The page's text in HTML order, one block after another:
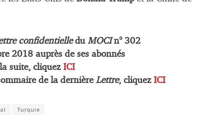
confidentielledu MOCIn° 302
2018 auprès de ses abonnés
suite, cliquez ICI
de la dernière Lettre, cliquez ICI
Turquie